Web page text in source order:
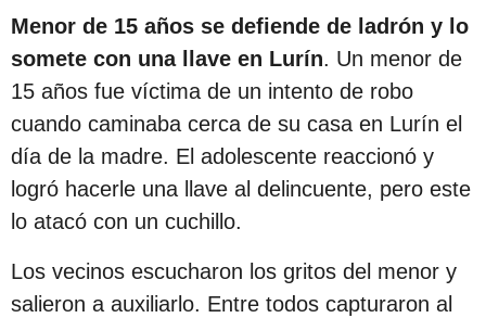
a
ñ
o
d
e
i
ó
n
Menor de 15 años se defiende de ladrón y lo
somete con una llave en Lurín. Un menor de
15 años fue víctima de un intento de robo
cuando caminaba cerca de su casa en Lurín el
día de la madre. El adolescente reaccionó y
logró hacerle una llave al delincuente, pero este
lo atacó con un cuchillo.
Los vecinos escucharon los gritos del menor y
salieron a auxiliarlo. Entre todos capturaron al